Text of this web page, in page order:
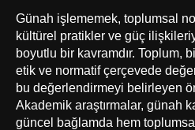
Günah işlememek, toplumsal
kültürel pratikler ve güç
boyutlu bir kavramdır. Toplum,
etik ve normatif çerçevede
bu değerlendirmeyi belirleyen
Akademik araştırmalar, günah
güncel bağlamda hem